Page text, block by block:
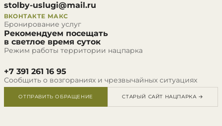
stolby-uslugi@mail.ru
ВКОНТАКТЕ МАКС
Бронирование услуг
Рекомендуем посещать
в светлое время суток
Режим работы территории нацпарка
+7 391 261 16 95
Сообщить о возгораниях и чрезвычайных ситуациях
ОТПРАВИТЬ ОБРАЩЕНИЕ СТАРЫЙ САЙТ НАЦПАРКА →